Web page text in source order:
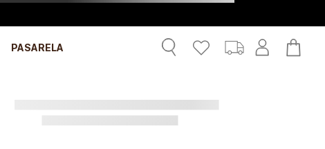
PASARELA